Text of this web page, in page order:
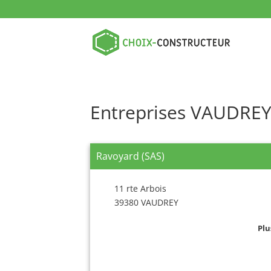
Entreprises VAUDREY
Ravoyard (SAS)
11 rte Arbois
39380 VAUDREY